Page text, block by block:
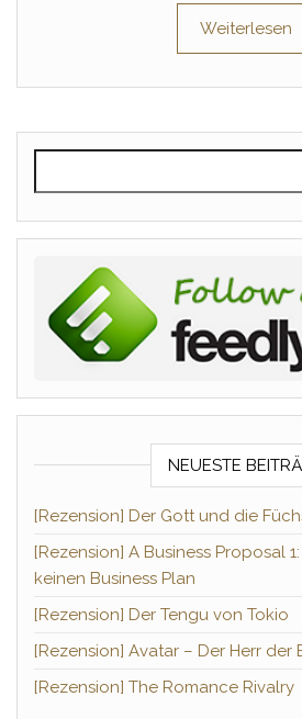
Weiterlesen
NEUESTE
[Rezension] Der Gott und die
[Rezension] A Business Proposal
keinen Business Plan
[Rezension] Der Tengu von Tokio
[Rezension] Avatar – Der Herr
[Rezension] The Romance Rivalry